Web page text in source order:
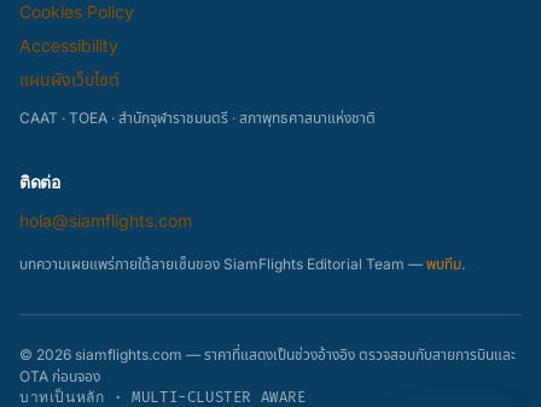
Cookies Policy
Accessibility
แผนผังเว็บไซต์
CAAT · TOEA · สำนักจุฬาราชมนตรี · สภาพุทธศาสนาแห่งชาติ
ติดต่อ
hola@siamflights.com
บทความเผยแพร่ภายใต้ลายเซ็นของ SiamFlights Editorial Team — พบทีม.
© 2026 siamflights.com — ราคาที่แสดงเป็นช่วงอ้างอิง ตรวจสอบกับสายการบินและ
OTA ก่อนจอง
บาทเป็นหลัก · MULTI-CLUSTER AWARE